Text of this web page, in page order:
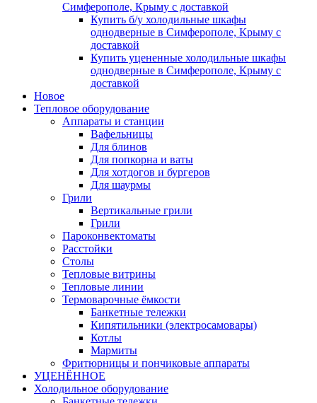
Симферополе, Крыму с доставкой
Купить б/у холодильные шкафы
однодверные в Симферополе, Крыму с
доставкой
Купить уцененные холодильные шкафы
однодверные в Симферополе, Крыму с
доставкой
Новое
Тепловое оборудование
Аппараты и станции
Вафельницы
Для блинов
Для попкорна и ваты
Для хотдогов и бургеров
Для шаурмы
Грили
Вертикальные грили
Грили
Пароконвектоматы
Расстойки
Столы
Тепловые витрины
Тепловые линии
Термоварочные ёмкости
Банкетные тележки
Кипятильники (электросамовары)
Котлы
Мармиты
Фритюрницы и пончиковые аппараты
УЦЕНЁННОЕ
Холодильное оборудование